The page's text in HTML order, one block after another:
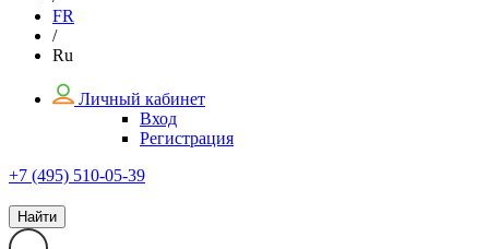
FR
/
Ru
Личный кабинет
Вход
Регистрация
+7 (495) 510-05-39
Найти